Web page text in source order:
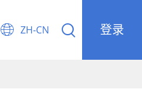
 ZH-CN  登录